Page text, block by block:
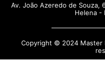
Av. João Azeredo de Souza,
Helena -
Copyright © 2024 Master